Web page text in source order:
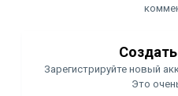
Зарегистрируйте новый
Это